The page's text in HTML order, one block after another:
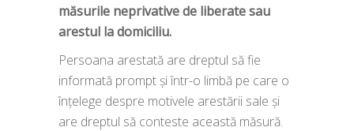
măsurile neprivative de liberate sau
arestul la domiciliu.
Persoana arestată are dreptul să fie
informată prompt și într-o limbă pe care o
înțelege despre motivele arestării sale și
are dreptul să conteste această măsură.